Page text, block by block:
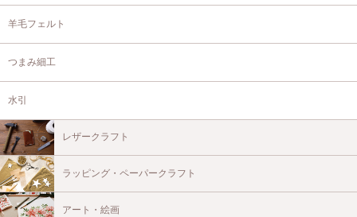
羊毛フェルト
つまみ細工
水引
レザークラフト
ラッピング・ペーパークラフト
アート・絵画